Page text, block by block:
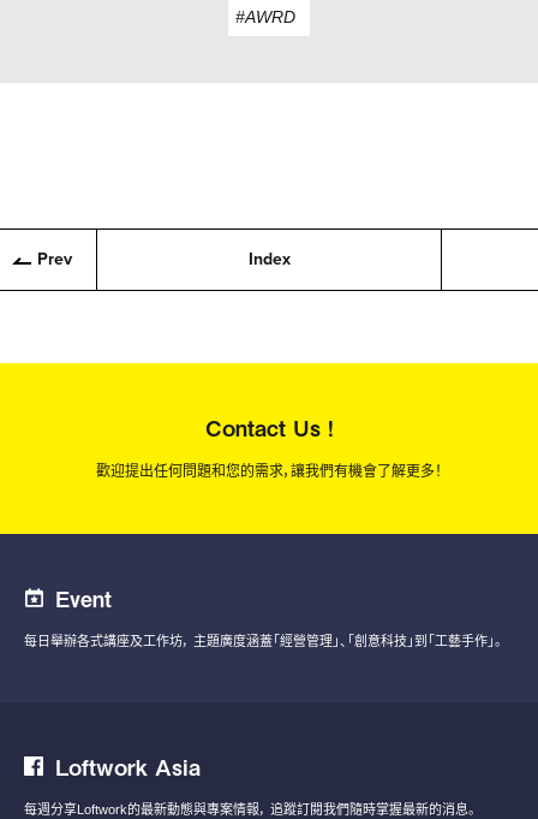
#AWRD
Prev Index
Contact Us !
歡迎提出任何問題和您的需求，讓我們有機會了解更多！
Event
每日舉辦各式講座及工作坊， 主題廣度涵蓋「經營管理」、「創意科技」到「工藝手作」。
Loftwork Asia
每週分享Loftwork的最新動態與專案情報， 追蹤訂閱我們隨時掌握最新的消息。